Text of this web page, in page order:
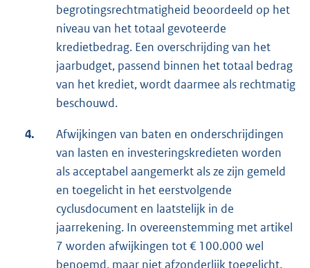
begrotingsrechtmatigheid beoordeeld op het
niveau van het totaal gevoteerde
kredietbedrag. Een overschrijding van het
jaarbudget, passend binnen het totaal bedrag
van het krediet, wordt daarmee als rechtmatig
beschouwd.
4.
Afwijkingen van baten en onderschrijdingen
van lasten en investeringskredieten worden
als acceptabel aangemerkt als ze zijn gemeld
en toegelicht in het eerstvolgende
cyclusdocument en laatstelijk in de
jaarrekening. In overeenstemming met artikel
7 worden afwijkingen tot € 100.000 wel
benoemd, maar niet afzonderlijk toegelicht.